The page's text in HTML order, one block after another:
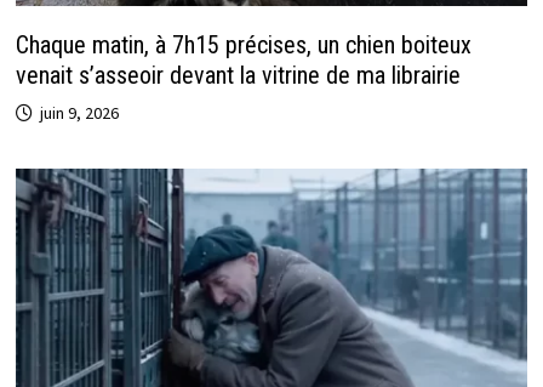
Chaque matin, à 7h15 précises, un chien boiteux
venait s’asseoir devant la vitrine de ma librairie
juin 9, 2026